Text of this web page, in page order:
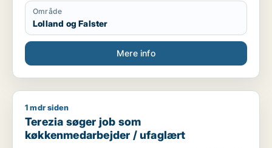
professionel indstilling. Jeg er klar til at udvikle og
bidrage med min erfaring og motivation til en
fremtidig arbejdsgiver.
Område
Lolland og Falster
Mere info
Terezia søger job som køkkenmedarbejder / ufaglært
1 mdr siden
Terezia søger job som
køkkenmedarbejder / ufaglært